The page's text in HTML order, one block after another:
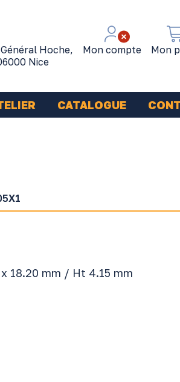
Hoche,
Nice
Mon compte Mon
CATALOGUE
x 18.20 mm / Ht 4.15 mm